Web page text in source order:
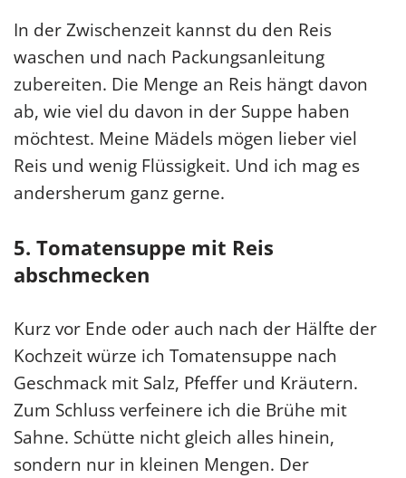
In der Zwischenzeit kannst du den Reis
waschen und nach Packungsanleitung
zubereiten. Die Menge an Reis hängt davon
ab, wie viel du davon in der Suppe haben
möchtest. Meine Mädels mögen lieber viel
Reis und wenig Flüssigkeit. Und ich mag es
andersherum ganz gerne.
5. Tomatensuppe mit Reis
abschmecken
Kurz vor Ende oder auch nach der Hälfte der
Kochzeit würze ich Tomatensuppe nach
Geschmack mit Salz, Pfeffer und Kräutern.
Zum Schluss verfeinere ich die Brühe mit
Sahne. Schütte nicht gleich alles hinein,
sondern nur in kleinen Mengen. Der